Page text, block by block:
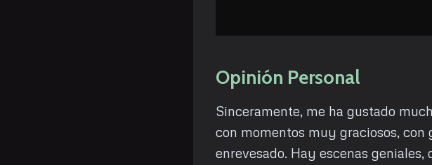
Opinión Personal
Sinceramente, me ha gustado
con momentos muy graciosos,
enrevesado. Hay escenas